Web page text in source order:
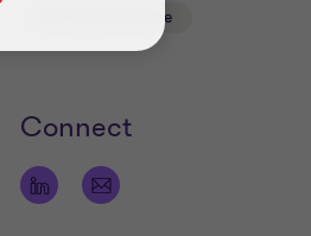
Audit & Assurance
Connect